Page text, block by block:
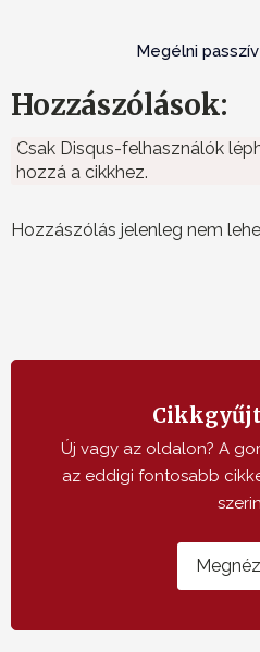
Megélni
Hozzászólások:
Csak Disqus-felhasználók
hozzá a cikkhez.
Hozzászólás jelenleg nem
Új vagy az oldalon? A
az eddigi fontosabb